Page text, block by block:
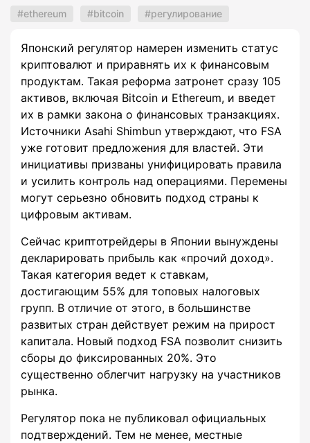
ethereum bitcoin регулирование
Японский регулятор намерен изменить статус
криптовалют и приравнять их к финансовым
продуктам. Такая реформа затронет сразу 105
активов, включая Bitcoin и Ethereum, и введет
их в рамки закона о финансовых транзакциях.
Источники Asahi Shimbun утверждают, что FSA
уже готовит предложения для властей. Эти
инициативы призваны унифицировать правила
и усилить контроль над операциями. Перемены
могут серьезно обновить подход страны к
цифровым активам.
Сейчас криптотрейдеры в Японии вынуждены
декларировать прибыль как «прочий доход».
Такая категория ведет к ставкам,
достигающим 55% для топовых налоговых
групп. В отличие от этого, в большинстве
развитых стран действует режим на прирост
капитала. Новый подход FSA позволит снизить
сборы до фиксированных 20%. Это
существенно облегчит нагрузку на участников
рынка.
Регулятор пока не публиковал официальных
подтверждений. Тем не менее, местные